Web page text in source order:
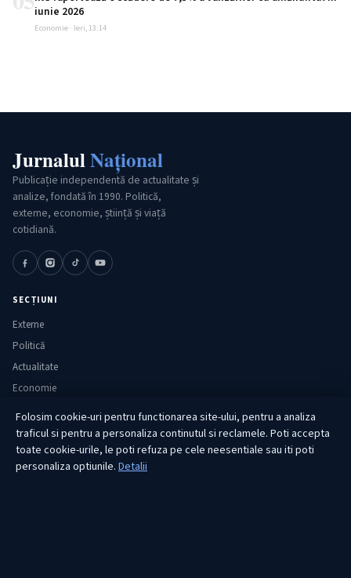
iunie 2026
Economie · Ieri, 13:14
JurnalulNațional
Publicație independentă de actualitate și
analize, fondată în 1990. Politică,
externe, economie, știință și viață
cotidiană.
SECȚIUNI
Externe
Politică
Actualitate
Economie
Sănătate
Utile
RUBRICI
Folosim cookie-uri pentru functionarea site-ului, pentru a analiza
traficul si pentru a personaliza continutul si reclamele. Poti accepta
toate cookie-urile, le poti refuza pe cele neesentiale sau iti poti
personaliza optiunile. Detalii